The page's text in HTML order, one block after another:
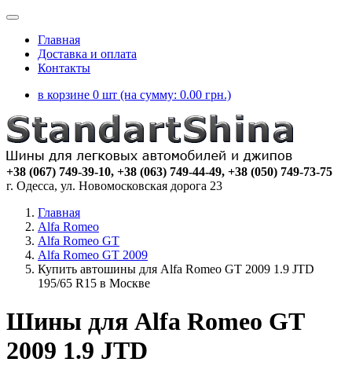
Главная
Доставка и оплата
Контакты
в корзине 0 шт (на сумму: 0.00 грн.)
+38 (067) 749-39-10, +38 (063) 749-44-49, +38 (050) 749-73-75
г. Одесса, ул. Новомосковская дорога 23
Главная
Alfa Romeo
Alfa Romeo GT
Alfa Romeo GT 2009
Купить автошины для Alfa Romeo GT 2009 1.9 JTD
195/65 R15 в Москве
Шины для Alfa Romeo GT
2009 1.9 JTD